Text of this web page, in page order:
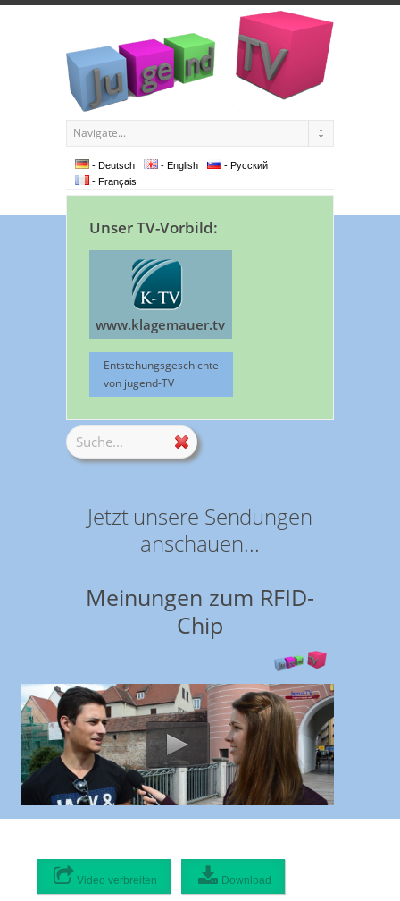
- Deutsch - English
- Pусский
- Français
Unser TV-Vorbild:
www.klagemauer.tv
Entstehungsgeschichte
von jugend-TV
Jetzt unsere Sendungen
anschauen...
Meinungen zum RFID-
Chip
Download
Video verbreiten